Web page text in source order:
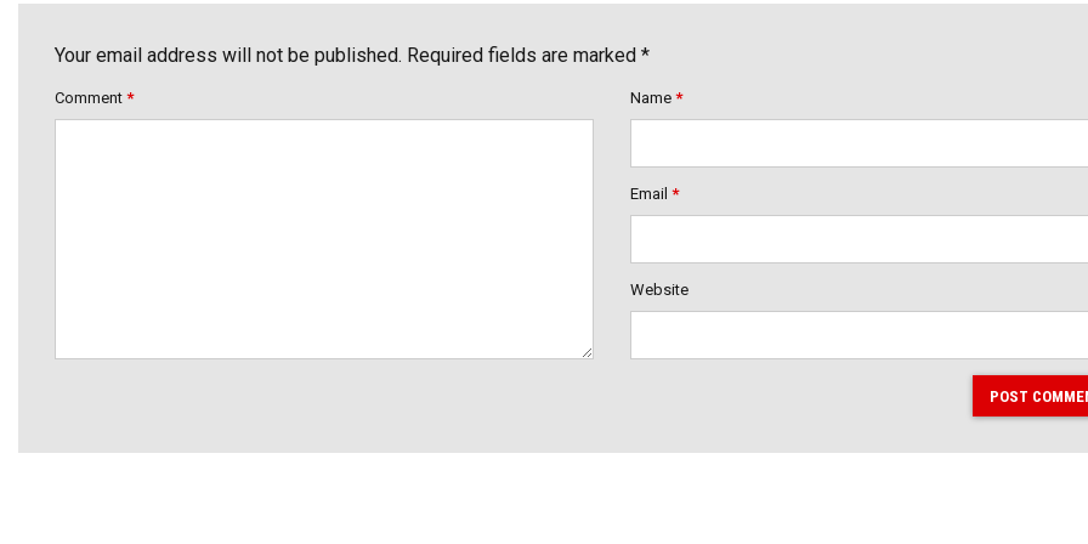
Your email address will not be published. Required fields are marked *
Comment * Name *
Email *
Website
POST